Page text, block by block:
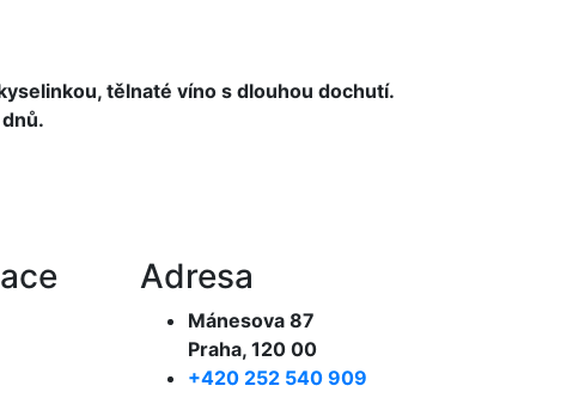
tělnaté víno s dlouhou dochutí.
Adresa
Mánesova 87
Praha, 120 00
+420 252 540 909